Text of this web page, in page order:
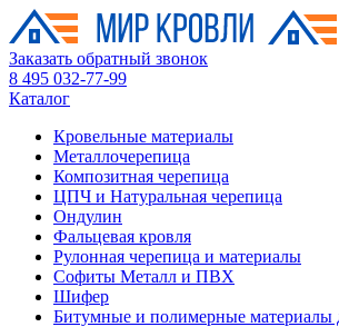
Заказать обратный звонок
8 495 032-77-99
Каталог
Кровельные материалы
Металлочерепица
Композитная черепица
ЦПЧ и Натуральная черепица
Ондулин
Фальцевая кровля
Рулонная черепица и материалы
Софиты Металл и ПВХ
Шифер
Битумные и полимерные материалы